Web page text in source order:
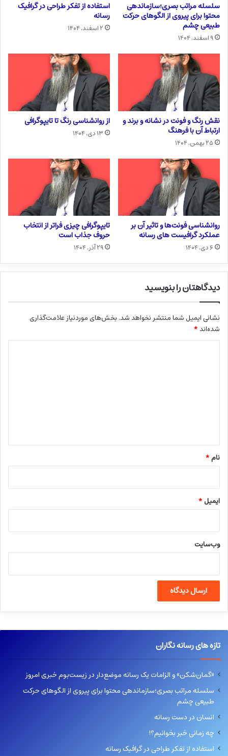
سلسله مراتب بصری؛سازماندهی
محتوا برای پیروی از الگوهای حرکت
طبیعی چشم
۹ اسفند, ۱۴۰۴
استفاده از تفکر طراحی در گرافیک
رسانه
۲ اسفند, ۱۴۰۴
نقش رنگ و فونت در نشانه و برند و
ارتباط آن با فرهنگ
۲۵ بهمن, ۱۴۰۴
از روانشناسی رنگ تا تایپوگرافی
۱۳ دی, ۱۴۰۴
روانشناسی فونت‌ها و تاثیر آن بر
عملکرد گرافیست های رسانه
۶ دی, ۱۴۰۴
تایپوگرافی چیزی فراتر از انتخاب
حروف جذاب است
۲۹ آذر, ۱۴۰۴
دیدگاهتان را بنویسید
نشانی ایمیل شما منتشر نخواهد شد. بخش‌های موردنیاز علامت‌گذاری
شده‌اند*
نام*
ایمیل*
وب‌سایت
تازه های رسانه نگاران
«گمان‌شکن» و الزامات یک رسانه موضع‌دار در زیست‌بوم خبری امروز
سلسله مراتب بصری؛سازماندهی محتوا برای پیروی از الگوهای حرکت
طبیعی چشم
انسان در دست رسانه
چه زمانی خبر بخوانیم؟!
استفاده از تفکر طراحی در گرافیک رسانه